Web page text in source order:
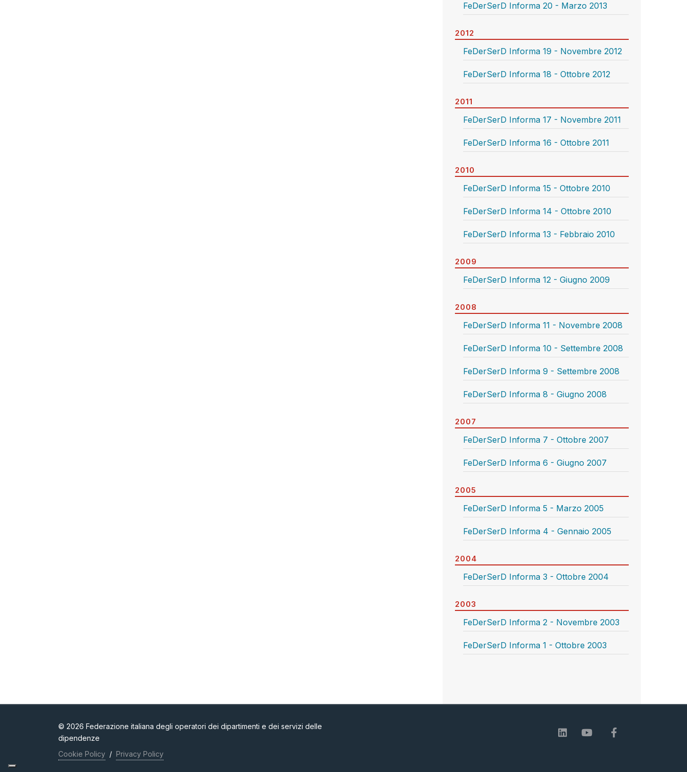
FeDerSerD Informa 20 - Marzo 2013
2012
FeDerSerD Informa 19 - Novembre 2012
FeDerSerD Informa 18 - Ottobre 2012
2011
FeDerSerD Informa 17 - Novembre 2011
FeDerSerD Informa 16 - Ottobre 2011
2010
FeDerSerD Informa 15 - Ottobre 2010
FeDerSerD Informa 14 - Ottobre 2010
FeDerSerD Informa 13 - Febbraio 2010
2009
FeDerSerD Informa 12 - Giugno 2009
2008
FeDerSerD Informa 11 - Novembre 2008
FeDerSerD Informa 10 - Settembre 2008
FeDerSerD Informa 9 - Settembre 2008
FeDerSerD Informa 8 - Giugno 2008
2007
FeDerSerD Informa 7 - Ottobre 2007
FeDerSerD Informa 6 - Giugno 2007
2005
FeDerSerD Informa 5 - Marzo 2005
FeDerSerD Informa 4 - Gennaio 2005
2004
FeDerSerD Informa 3 - Ottobre 2004
2003
FeDerSerD Informa 2 - Novembre 2003
FeDerSerD Informa 1 - Ottobre 2003
© 2026 Federazione italiana degli operatori dei dipartimenti e dei servizi delle
dipendenze
Cookie Policy / Privacy Policy